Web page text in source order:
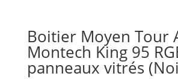
Boitier Moyen Tour
Montech King 95
panneaux vitrés